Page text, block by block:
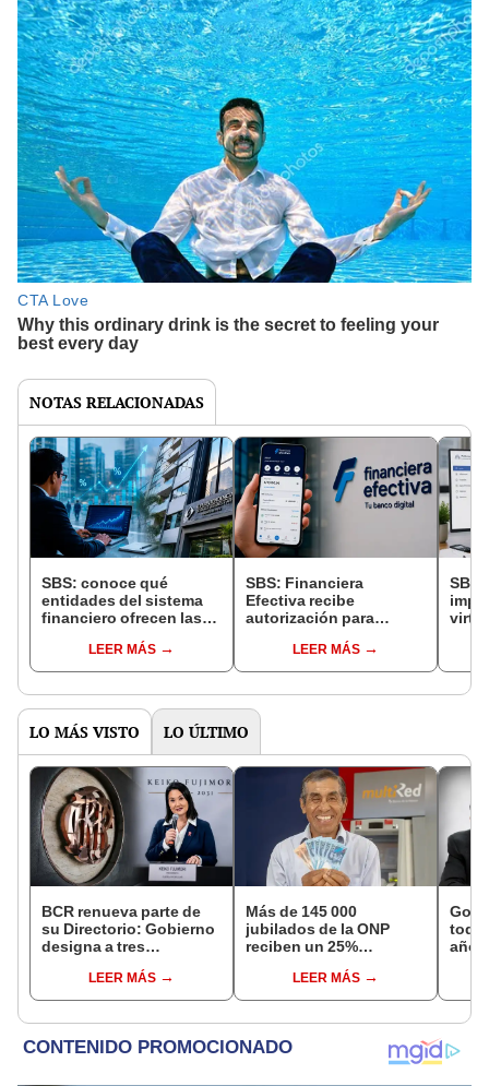
NOTAS RELACIONADAS
SBS: conoce qué
entidades del sistema
financiero ofrecen las
depósitos a plazo fijo en
2026 ¿dónde conviene
LEER MÁS
SBS: Financiera
Efectiva recibe
autorización para
banco digital con
presencia nacional
LEER MÁS
SBS
LO MÁS VISTO LO ÚLTIMO
BCR renueva parte de
su Directorio: Gobierno
designa a tres
EjecutivoLEER MÁS
Más de 145 000
jubilados de la ONP
reciben un 25%
en agostoLEER MÁS
año